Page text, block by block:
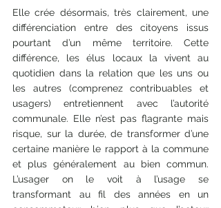
Elle crée désormais, très clairement, une
différenciation entre des citoyens issus
pourtant d’un même territoire. Cette
différence, les élus locaux la vivent au
quotidien dans la relation que les uns ou
les autres (comprenez contribuables et
usagers) entretiennent avec l’autorité
communale. Elle n’est pas flagrante mais
risque, sur la durée, de transformer d’une
certaine manière le rapport à la commune
et plus généralement au bien commun.
L’usager on le voit à l’usage se
transformant au fil des années en un